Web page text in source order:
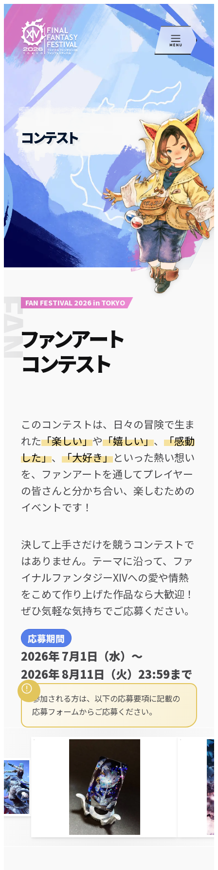
コンテスト
FAN FESTIVAL 2026 in TOKYO
ファンアート
コンテスト
このコンテストは、日々の冒険で生ま
れた「楽しい」や「嬉しい」、 「感動
した」、 「大好き」といった熱い想い
を、 ファンアートを通してプレイヤー
の皆さんと分かち合い、楽しむための
イベントです！
決して上手さだけを競うコンテストで
はありません。テーマに沿って、ファ
イナルファンタジーXIVへの愛や情熱
をこめて作り上げた作品なら大歓迎！
ぜひ気軽な気持ちでご応募ください。
応募期間
2026年 7月1日（水） ～
2026年 8月11日（火）23:59まで
参加される方は、以下の応募要項に記載の
応募フォームからご応募ください。